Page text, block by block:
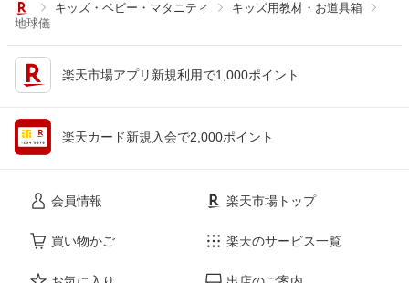
キッズ・ベビー・マタニティ
キッズ用教材・お道具箱
地球儀
楽天市場アプリ新規利用で1,000ポイント
楽天カード新規入会で2,000ポイント
会員情報
買い物かご
楽天市場トップ
楽天のサービス一覧